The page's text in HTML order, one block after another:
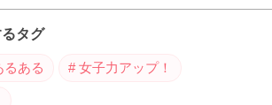
タグ
るある 女子力アップ！